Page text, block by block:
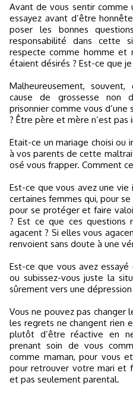
Avant de vous sentir
essayez avant d’être
poser les bonnes
responsabilité dans cette
respecte comme homme et
étaient désirés ? Est-ce que je
Malheureusement,
cause de grossesse non
prisonnier comme vous d’une
? Être père et mère n’est pas
Etait-ce un mariage choisi ou
à vos parents de cette
osé vous frapper. Comment
Est-ce que vous avez une
certaines femmes qui, pour
pour se protéger et faire
? Est ce que ces questions
agacent ? Si elles vous
renvoient sans doute à une
Est-ce que vous avez
ou subissez-vous juste la
sûrement vers une dépression
Vous ne pouvez pas changer
les regrets ne changent rien
plutôt d’être réactive en
prenant soin de vous
comme maman, pour vous
pour retrouver votre mari et
et pas seulement parental.